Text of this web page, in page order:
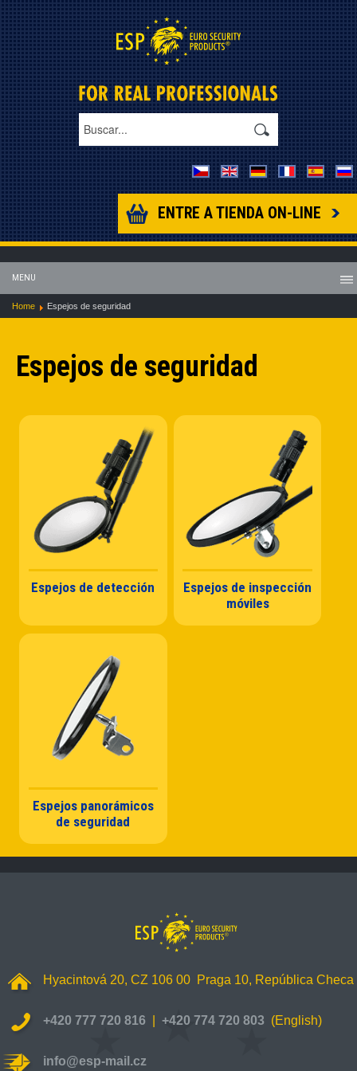
ENTRE A TIENDA ON-LINE
MENU
Home Espejos de seguridad
Espejos de seguridad
Espejos de detección
Espejos de inspección
móviles
Espejos panorámicos
de seguridad
Hyacintová 20, CZ 106 00 Praga 10, República Checa
+420 777 720 816 +420 774 720 803 (English)
info@esp-mail.cz